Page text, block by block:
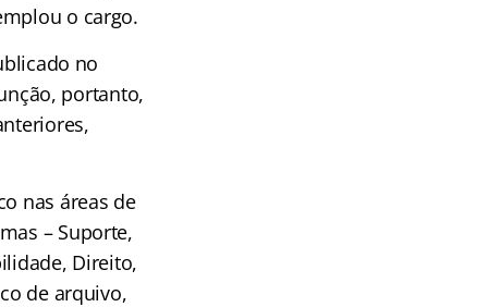
o cargo.
no
portanto,
nas áreas de
– Suporte,
Direito,
de arquivo,